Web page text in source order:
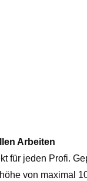
Arbeiten
für jeden Profi.
von maximal